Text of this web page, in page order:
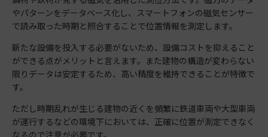
やパターンをデータベース化し、スマートフォンの磁気センサー
で読み取った時期と照合することで位置情報を測定します。
新たな設備を投入する必要がないため、設備コストを抑えること
ができる点がメリットと言えます。また建物の構造が変わらない
限りデータは安定するため、高い精度を維持できることが特徴で
す。
ただし時期乱れが生じる建物の近くを頻繁に鉄道車両や大型車両
が運行するなどの環境下においては、正確に位置が測定できなく
なるので注意が必要です。